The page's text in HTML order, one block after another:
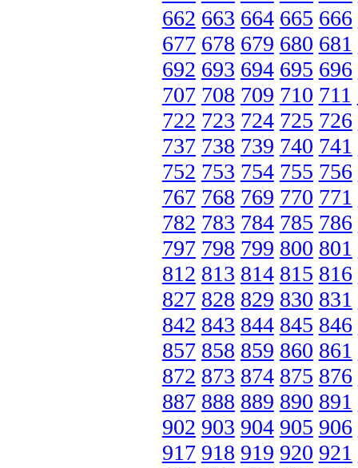
662 663 664 665 666
677 678 679 680 681
692 693 694 695 696
707 708 709 710 711
722 723 724 725 726
737 738 739 740 741
752 753 754 755 756
767 768 769 770 771
782 783 784 785 786
797 798 799 800 801
812 813 814 815 816
827 828 829 830 831
842 843 844 845 846
857 858 859 860 861
872 873 874 875 876
887 888 889 890 891
902 903 904 905 906
917 918 919 920 921